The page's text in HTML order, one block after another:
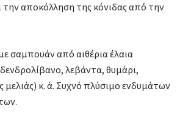
την αποκόλληση της κόνιδας από την
σαμπουάν από αιθέρια έλαια
δενδρολίβανο, λεβάντα, θυμάρι,
μελιάς) κ. ά. Συχνό πλύσιμο ενδυμάτων